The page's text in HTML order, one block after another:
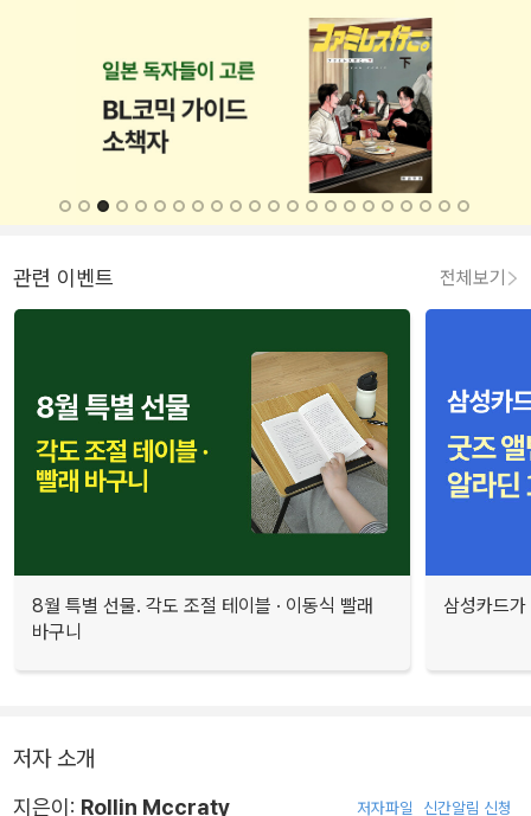
관련 이벤트 전체보기
8월 특별 선물. 각도 조절 테이블 · 이동식 빨래
바구니
삼성카드
저자 소개
지은이: Rollin Mccraty 저자파일 신간알림 신청